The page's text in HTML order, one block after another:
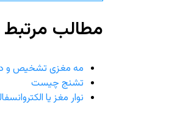
مطالب مرتبط
مه مغزی تشخیص و
تشنج چیست
نوار مغز یا